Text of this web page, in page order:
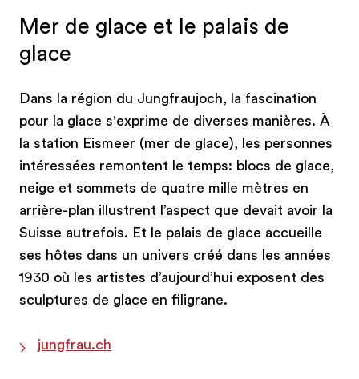
Mer de glace et le palais de
glace
Dans la région du Jungfraujoch, la fascination
pour la glace s'exprime de diverses manières. À
la station Eismeer (mer de glace), les personnes
intéressées remontent le temps: blocs de glace,
neige et sommets de quatre mille mètres en
arrière-plan illustrent l’aspect que devait avoir la
Suisse autrefois. Et le palais de glace accueille
ses hôtes dans un univers créé dans les années
1930 où les artistes d’aujourd’hui exposent des
sculptures de glace en filigrane.
jungfrau.ch